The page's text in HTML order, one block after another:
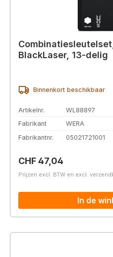
BlackLaser, 13-delig
Binnenkort beschikbaar
Artikelnr.
WL88897
Fabrikant
WERA
Fabrikantnr.
05021721001
Normale prijs:
CHF 47,04
Prijzen excl. BTW en excl.
In de